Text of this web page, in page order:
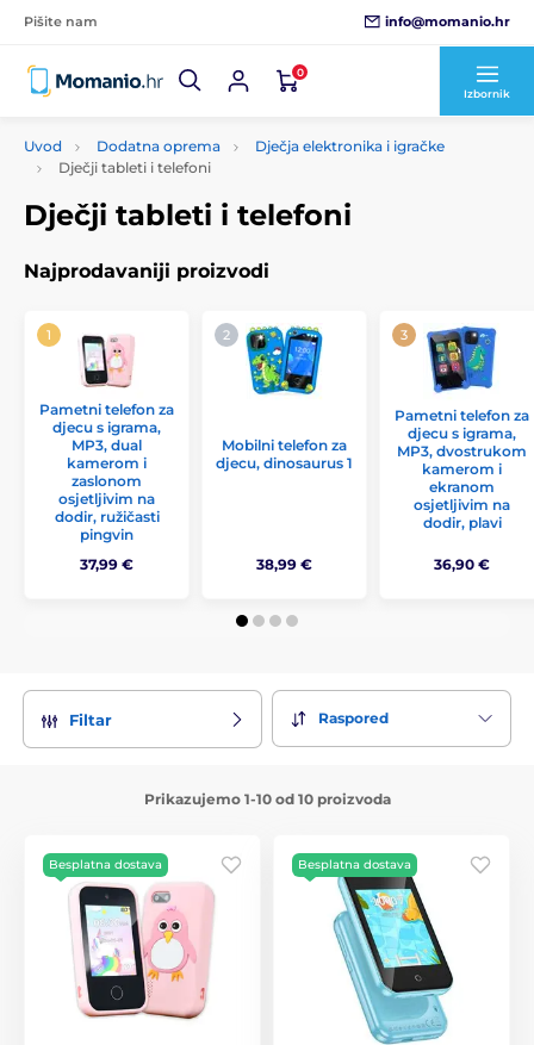
Pišite nam info@momanio.hr
0
Izbornik
Uvod Dodatna oprema
Dječja elektronika i igračke
Dječji tableti i telefoni
Dječji tableti i telefoni
Najprodavaniji proizvodi
Pametni telefon za
djecu s igrama,
MP3, dual
kamerom i
zaslonom
osjetljivim na
dodir, ružičasti
pingvin
37,99 €
Mobilni telefon za
djecu, dinosaurus 1
38,99 €
Pametni telefon za
djecu s igrama,
MP3, dvostrukom
kamerom i
ekranom
osjetljivim na
dodir, plavi
36,90 €
Filtar Raspored
Prikazujemo 1-10 od 10 proizvoda
Besplatna dostava Besplatna dostava